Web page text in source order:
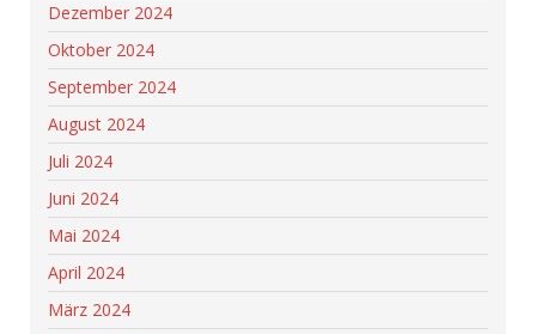
Dezember 2024
Oktober 2024
September 2024
August 2024
Juli 2024
Juni 2024
Mai 2024
April 2024
März 2024